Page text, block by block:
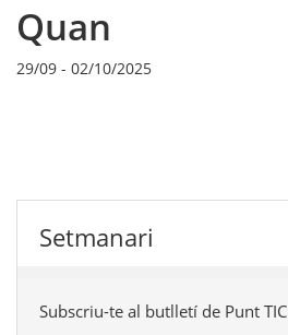
Quan
29/09 - 02/10/2025
Setmanari
Subscriu-te al butlletí de Punt TIC